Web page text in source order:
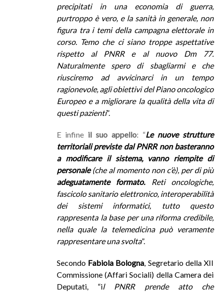
precipitati in una economia di guerra,
purtroppo è vero, e la sanità in generale, non
figura tra i temi della campagna elettorale in
corso. Temo che ci siano troppe aspettative
rispetto al PNRR e al nuovo Dm 77.
Naturalmente spero di sbagliarmi e che
riusciremo ad avvicinarci in un tempo
ragionevole, agli obiettivi del Piano oncologico
Europeo e a migliorare la qualità della vita di
questi pazienti”.
E infine il suo appello: “Le nuove strutture
territoriali previste dal PNRR non basteranno
a modificare il sistema, vanno riempite di
personale(che al momento non c’è), per di più
adeguatamente formato.
Reti oncologiche,
fascicolo sanitario elettronico, interoperabilità
dei sistemi informatici, tutto questo
rappresenta la base per una riforma credibile,
nella quale la telemedicina può veramente
rappresentare una svolta”.
Secondo Fabiola Bologna, Segretario della XII
Commissione (Affari Sociali) della Camera dei
Deputati, “il PNRR prende atto che